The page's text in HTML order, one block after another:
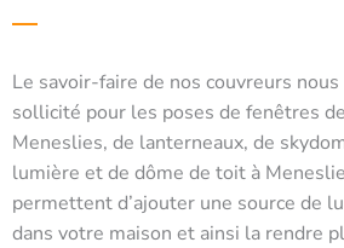
Le savoir-faire de nos couvreurs
sollicité pour les poses de fenêtres
Meneslies, de lanterneaux, de
lumière et de dôme de toit à
permettent d’ajouter une source de
dans votre maison et ainsi la rendre